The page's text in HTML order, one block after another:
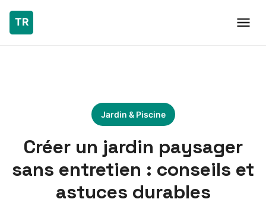
Jardin & Piscine
Créer un jardin paysager
sans entretien : conseils et
astuces durables